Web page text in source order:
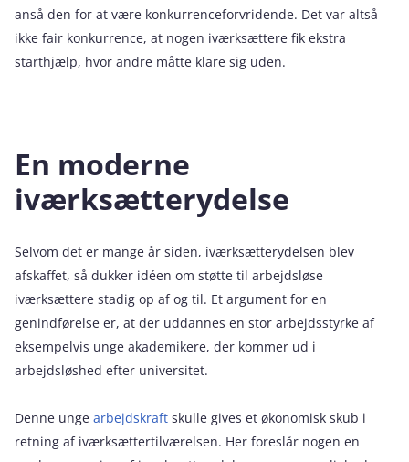
anså den for at være konkurrenceforvridende. Det var altså
ikke fair konkurrence, at nogen iværksættere fik ekstra
starthjælp, hvor andre måtte klare sig uden.
En moderne
iværksætterydelse
Selvom det er mange år siden, iværksætterydelsen blev
afskaffet, så dukker idéen om støtte til arbejdsløse
iværksættere stadig op af og til. Et argument for en
genindførelse er, at der uddannes en stor arbejdsstyrke af
eksempelvis unge akademikere, der kommer ud i
arbejdsløshed efter universitet.
Denne unge arbejdskraft skulle gives et økonomisk skub i
retning af iværksættertilværelsen. Her foreslår nogen en